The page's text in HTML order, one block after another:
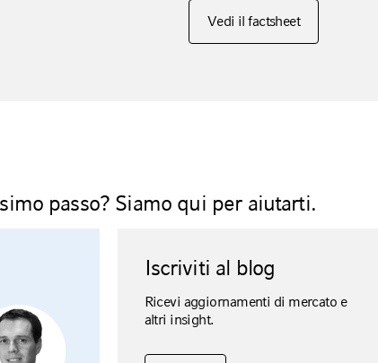
Vedi il factsheet
passo? Siamo qui per aiutarti.
Iscriviti al blog
Ricevi aggiornamenti di mercato e
altri insight.